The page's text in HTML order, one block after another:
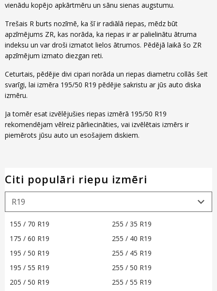
vienādu kopējo apkārtmēru un sānu sienas augstumu.
Trešais R burts nozīmē, ka šī ir radiālā riepas, mēdz būt
apzīmējums ZR, kas norāda, ka riepas ir ar palielinātu ātruma
indeksu un var droši izmatot lielos ātrumos. Pēdējā laikā šo ZR
apzīmējum izmato diezgan reti.
Ceturtais, pēdējie divi cipari norāda un riepas diametru collās šeit
svarīgi, lai izmēra 195/50 R19 pēdējie sakristu ar jūs auto diska
izmēru.
Ja tomēr esat izvēlējušies riepas izmērā 195/50 R19
rekomendējam vēlreiz pārliecināties, vai izvēlētais izmērs ir
piemērots jūsu auto un esošajiem diskiem.
Citi populāri riepu izmēri
155 / 70 R19
175 / 60 R19
195 / 50 R19
195 / 55 R19
205 / 50 R19
255 / 35 R19
255 / 40 R19
255 / 45 R19
255 / 50 R19
255 / 55 R19